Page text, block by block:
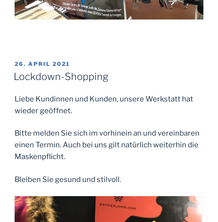
VERÖFFENTLICHT
AM
26. APRIL 2021
Lockdown-Shopping
Liebe Kundinnen und Kunden, unsere Werkstatt hat
wieder geöffnet.
Bitte melden Sie sich im vorhinein an und vereinbaren
einen Termin. Auch bei uns gilt natürlich weiterhin die
Maskenpflicht.
Bleiben Sie gesund und stilvoll.